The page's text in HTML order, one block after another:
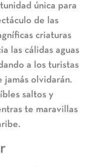
única para
de las
criaturas
las cálidas aguas
a los turistas
jamás olvidarán.
saltos y
te maravillas